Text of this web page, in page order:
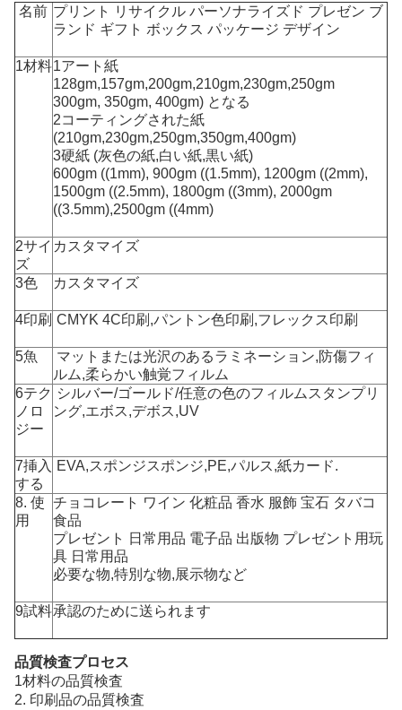
名前 プリント リサイクル パーソナライズド プレゼン ブ
ランド ギフト ボックス パッケージ デザイン
1材料1アート紙
128gm,157gm,200gm,210gm,230gm,250gm
300gm, 350gm, 400gm) となる
2コーティングされた紙
(210gm,230gm,250gm,350gm,400gm)
3硬紙 (灰色の紙,白い紙,黒い紙)
600gm ((1mm), 900gm ((1.5mm), 1200gm ((2mm),
1500gm ((2.5mm), 1800gm ((3mm), 2000gm
((3.5mm),2500gm ((4mm)
2サイ
ズ
カスタマイズ
3色 カスタマイズ
4印刷 CMYK 4C印刷,パントン色印刷,フレックス印刷
5魚
マットまたは光沢のあるラミネーション,防傷フィ
ルム,柔らかい触覚フィルム
6テク
ノロ
ジー
シルバー/ゴールド/任意の色のフィルムスタンプリ
ング,エボス,デボス,UV
7挿入
する
EVA,スポンジスポンジ,PE,パルス,紙カード.
8. 使
用
チョコレート ワイン 化粧品 香水 服飾 宝石 タバコ
食品
プレゼント 日常用品 電子品 出版物 プレゼント用玩
具 日常用品
必要な物,特別な物,展示物など
9試料承認のために送られます
品質検査プロセス
1材料の品質検査
2. 印刷品の品質検査